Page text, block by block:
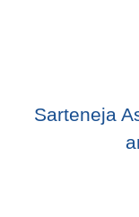
Sarteneja